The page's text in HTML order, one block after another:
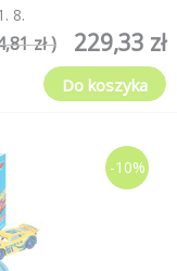
. 8.
229,33 zł
zł )
Do koszyka
-10%